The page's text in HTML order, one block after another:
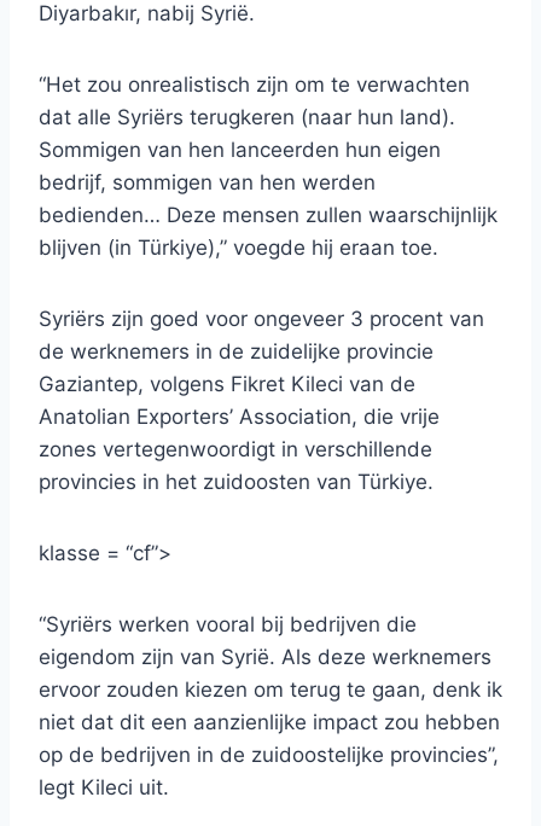
Diyarbakır, nabij Syrië.
“Het zou onrealistisch zijn om te verwachten
dat alle Syriërs terugkeren (naar hun land).
Sommigen van hen lanceerden hun eigen
bedrijf, sommigen van hen werden
bedienden… Deze mensen zullen waarschijnlijk
blijven (in Türkiye),” voegde hij eraan toe.
Syriërs zijn goed voor ongeveer 3 procent van
de werknemers in de zuidelijke provincie
Gaziantep, volgens Fikret Kileci van de
Anatolian Exporters’ Association, die vrije
zones vertegenwoordigt in verschillende
provincies in het zuidoosten van Türkiye.
klasse = “cf”>
“Syriërs werken vooral bij bedrijven die
eigendom zijn van Syrië. Als deze werknemers
ervoor zouden kiezen om terug te gaan, denk ik
niet dat dit een aanzienlijke impact zou hebben
op de bedrijven in de zuidoostelijke provincies”,
legt Kileci uit.